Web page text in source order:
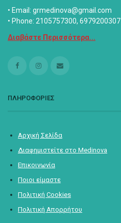
• Email: grmedinova@gmail.com
• Phone: 2105757300, 6979200307
Διαβάστε Περισσότερα...
ΠΛΗΡΟΦΟΡΙΕΣ
Αρχική Σελίδα
Διαφημιστείτε στο Medinova
Επικοινωνία
Ποιοι είμαστε
Πολιτική Cookies
Πολιτική Απορρήτου